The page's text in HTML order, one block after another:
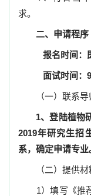
求。
二、申请程序
报名时间：
面试时间： 9
（一）联系
1、登陆植物
2019年研究生招
系，确定申请
（二）提供材
1）填写《推